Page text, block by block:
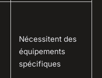
Nécessitent des
équipements
spécifiques